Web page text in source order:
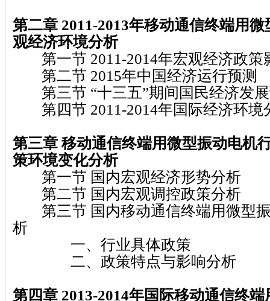
第二章 2011-2013年移动通信终端用微
观经济环境分析
第一节 2011-2014年宏观经济政策
第二节 2015年中国经济运行预测
第三节 “十三五”期间国民经济发
第四节 2011-2014年国际经济环境
第三章 移动通信终端用微型振动电机
策环境变化分析
第一节 国内宏观经济形势分析
第二节 国内宏观调控政策分析
第三节 国内移动通信终端用微型
析
一、行业具体政策
二、政策特点与影响分析
第四章 2013-2014年国际移动通信终端